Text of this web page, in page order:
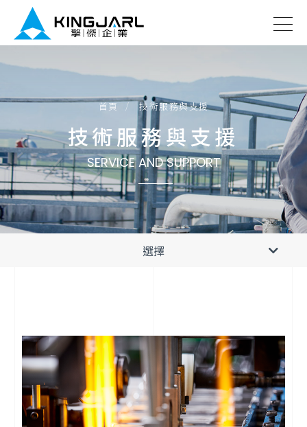
首頁 技術服務與支援
技術服務與支援
SERVICE AND SUPPORT
選擇